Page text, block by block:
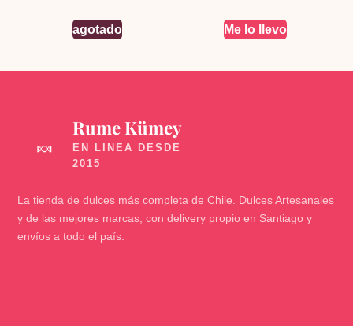
agotado Me lo llevo
🍬
Rume Kümey
La tienda de dulces más completa de Chile. Dulces Artesanales
y de las mejores marcas, con delivery propio en Santiago y
envíos a todo el país.